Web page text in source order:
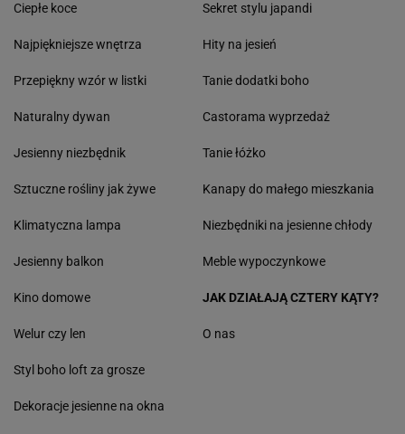
Ciepłe koce
Najpiękniejsze wnętrza
Przepiękny wzór w listki
Naturalny dywan
Jesienny niezbędnik
Sztuczne rośliny jak żywe
Klimatyczna lampa
Jesienny balkon
Sekret stylu japandi
Hity na jesień
Tanie dodatki boho
Castorama wyprzedaż
Tanie łóżko
Kanapy do małego mieszkania
Niezbędniki na jesienne chłody
Meble wypoczynkowe
Kino domowe
Welur czy len
Styl boho loft za grosze
Dekoracje jesienne na okna
JAK DZIAŁAJĄ CZTERY KĄTY?
O nas